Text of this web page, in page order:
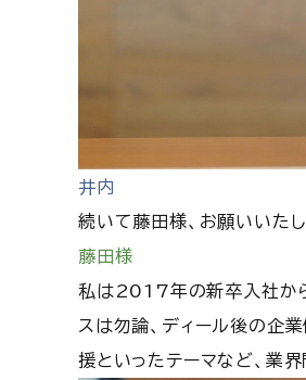
井内
続いて藤田様、お願いいたし
藤田様
私は2017年の新卒入社から
スは勿論、ディール後の企
援といったテーマなど、業